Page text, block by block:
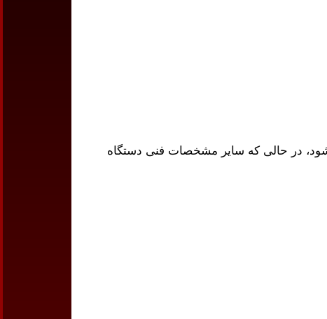
شود، در حالی که سایر مشخصات فنی دستگاه